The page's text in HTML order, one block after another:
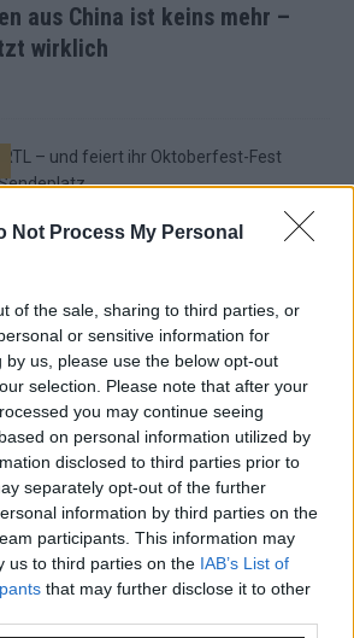
Not Process My Personal
of the sale, sharing to third parties, or
or sensitive information for
by us, please use the below opt-out
selection. Please note that after your
you may continue seeing
on personal information utilized by
disclosed to third parties prior to
separately opt-out of the further
information by third parties on the
participants. This information may
us to third parties on the IAB’s List of
that may further disclose it to other
aus China ist keins mehr –
wirklich
RTL – und feiert ihr
erstmals auf neuem
– und Deutschland sucht schon
Westernbrauerei – der Europa-Park